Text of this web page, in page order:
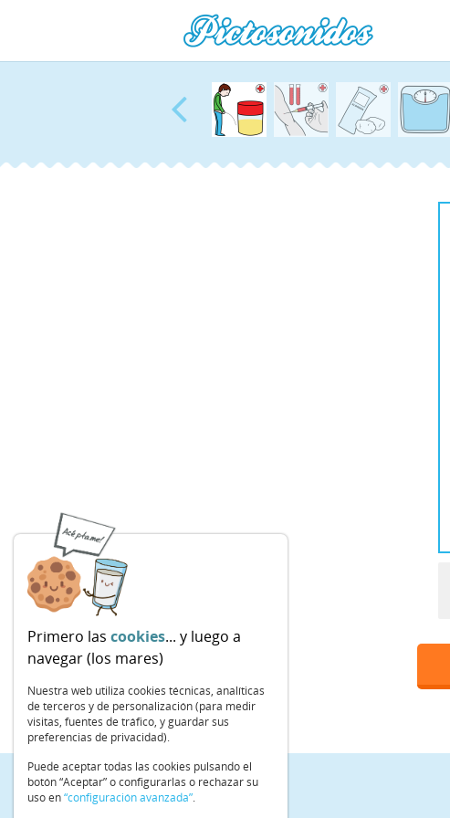
00:00 00:01
Primero las cookies... y luego a
navegar (los mares)
Nuestra web utiliza cookies técnicas, analíticas
de terceros y de personalización (para medir
visitas, fuentes de tráfico, y guardar sus
preferencias de privacidad).
Puede aceptar todas las cookies pulsando el
botón “Aceptar” o configurarlas o rechazar su
uso en“configuración avanzada”.